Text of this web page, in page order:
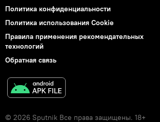
Политика конфиденциальности
Политика использования Cookie
Правила применения рекомендательных
технологий
Обратная связь
© 2026 Sputnik Все права защищены. 18+